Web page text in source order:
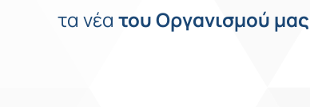
τα νέα τουΟργανισμού μας